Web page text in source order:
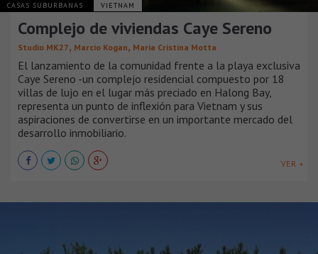
CASAS SUBURBANAS VIETNAM
Complejo de viviendas Caye Sereno
Studio MK27, Marcio Kogan, Maria Cristina Motta
El lanzamiento de la comunidad frente a la playa exclusiva
Caye Sereno -un complejo residencial compuesto por 18
villas de lujo en el lugar más preciado en Halong Bay,
representa un punto de inflexión para Vietnam y sus
aspiraciones de convertirse en un importante mercado del
desarrollo inmobiliario.
VER +